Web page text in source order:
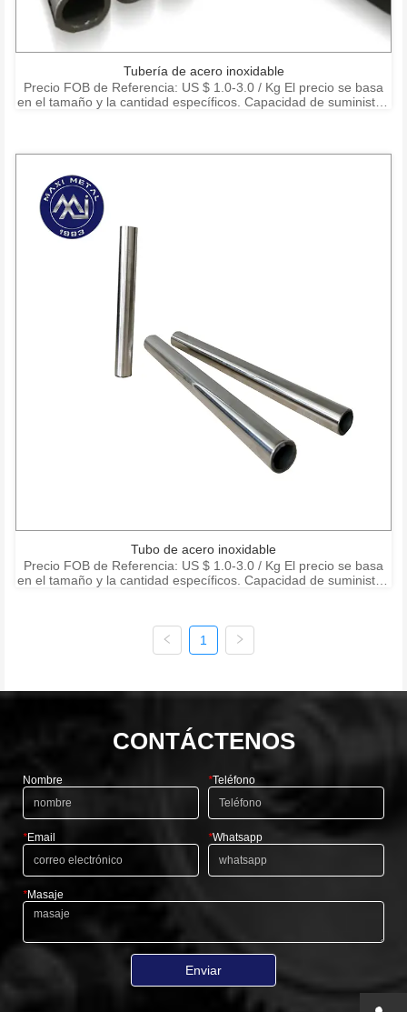
Tubería de acero inoxidable
Precio FOB de Referencia: US $ 1.0-3.0 / Kg El precio se basa
en el tamaño y la cantidad específicos. Capacidad de suministro:
Tubo de acero inoxidable
Precio FOB de Referencia: US $ 1.0-3.0 / Kg El precio se basa
en el tamaño y la cantidad específicos. Capacidad de suministro:
1
CONTÁCTENOS
Nombre *Teléfono
*Email *Whatsapp
*Masaje
Enviar